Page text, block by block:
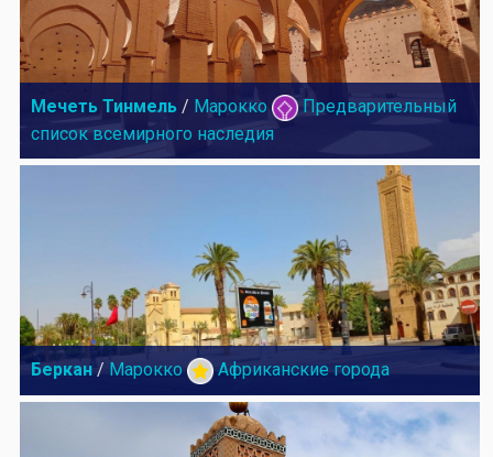
Мечеть Тинмель / Марокко
Предварительный
список всемирного наследия
Беркан / Марокко Африканские города